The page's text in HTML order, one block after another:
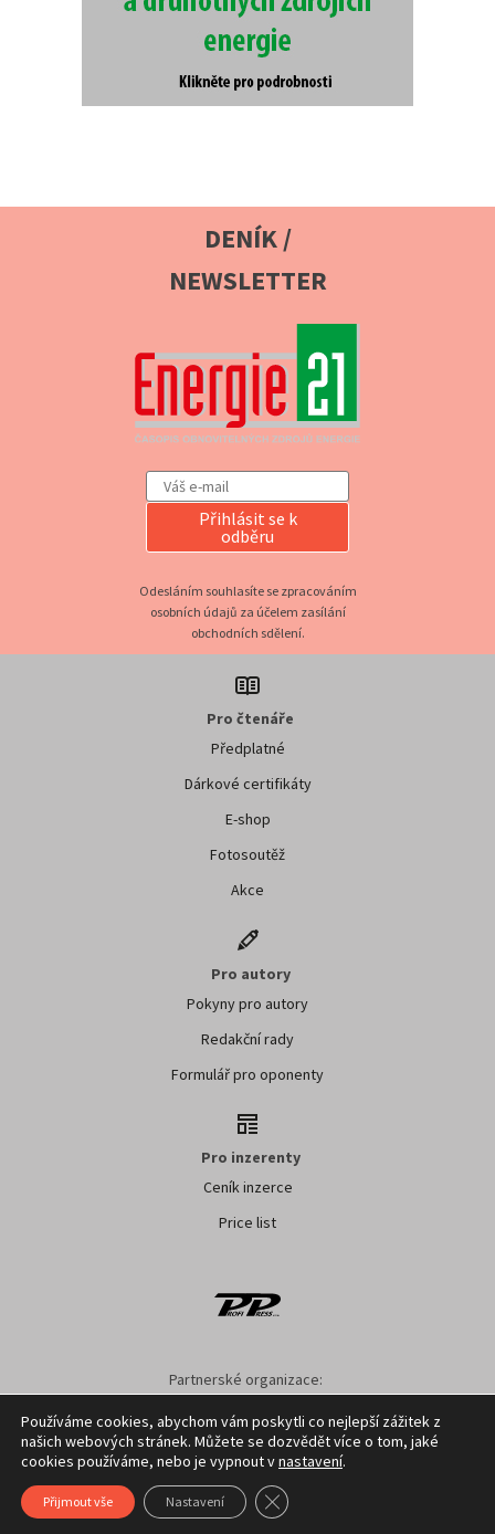
DENÍK /
NEWSLETTER
Přihlásit se k
odběru
Odesláním souhlasíte se zpracováním
osobních údajů za účelem zasílání
obchodních sdělení.
Pro čtenáře
Předplatné
Dárkové certifikáty
E-shop
Fotosoutěž
Akce
Pro autory
Pokyny pro autory
Redakční rady
Formulář pro oponenty
Pro inzerenty
Ceník inzerce
Price list
Partnerské organizace:
Nastavení cookies GDPR Facebook Kontakt
Copyright © 2026 Profi Press s.r.o.
Používáme cookies, abychom vám poskytli co nejlepší zážitek z
našich webových stránek. Můžete se dozvědět více o tom, jaké
cookies používáme, nebo je vypnout vnastavení.
Přijmout vše Nastavení Zavřít cookie lištu GDPR